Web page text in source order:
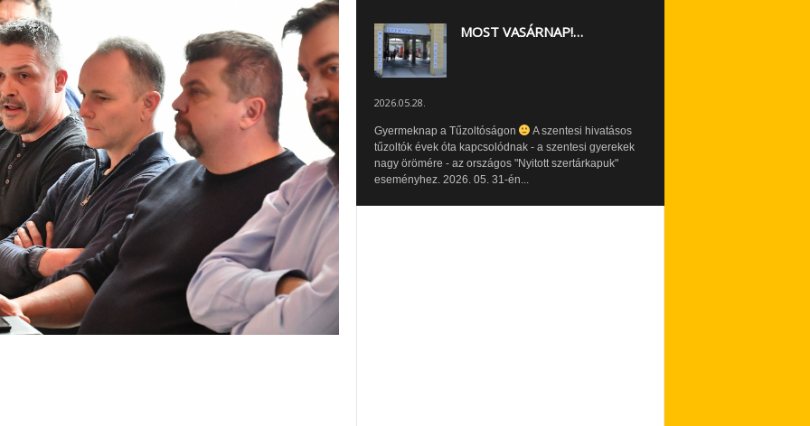
MOST VASÁRNAP!…
2026.05.28.
Gyermeknap a Tűzoltóságon
A szentesi hivatásos
tűzoltók évek óta kapcsolódnak - a szentesi gyerekek
nagy örömére - az országos "Nyitott szertárkapuk"
eseményhez. 2026. 05. 31-én...